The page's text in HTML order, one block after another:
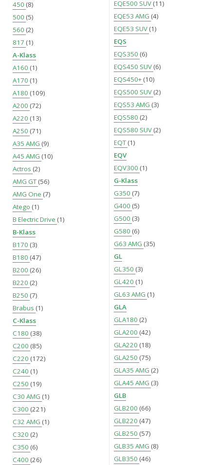
450 (8)
500 (5)
560 (2)
817 (1)
A-Klass
A160 (1)
A170 (1)
A180 (109)
A200 (72)
A220 (13)
A250 (71)
A35 AMG (9)
A45 AMG (10)
Actros (2)
AMG GT (56)
AMG One (7)
Atego (1)
B Electric Drive (1)
B-Klass
B170 (3)
B180 (47)
B200 (26)
B220 (2)
B250 (7)
Brabus (1)
C-Klass
C180 (38)
C200 (85)
C220 (172)
C240 (1)
C250 (19)
C30 AMG (1)
C300 (221)
C32 AMG (1)
C320 (2)
C350 (6)
C400 (26)
EQE500 SUV (11)
EQE53 AMG (4)
EQE53 SUV (1)
EQS
EQS350 (6)
EQS450 SUV (6)
EQS450+ (10)
EQS500 SUV (2)
EQS53 AMG (3)
EQS580 (2)
EQS580 SUV (2)
EQT (1)
EQV
EQV300 (1)
G-Klass
G350 (7)
G400 (5)
G500 (3)
G580 (6)
G63 AMG (35)
GL
GL350 (3)
GL420 (1)
GL63 AMG (1)
GLA
GLA180 (2)
GLA200 (42)
GLA220 (18)
GLA250 (75)
GLA35 AMG (2)
GLA45 AMG (3)
GLB
GLB200 (66)
GLB220 (47)
GLB250 (57)
GLB35 AMG (8)
GLB350 (46)